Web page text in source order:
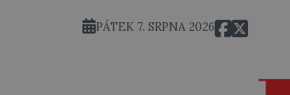
PÁTEK 7. SRPNA 2026